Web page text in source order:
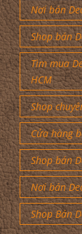
Nơi bán
Shop bán
Tìm mua
HCM
Shop
Cửa hàng
Shop bán
Nơi bán
Shop Bán